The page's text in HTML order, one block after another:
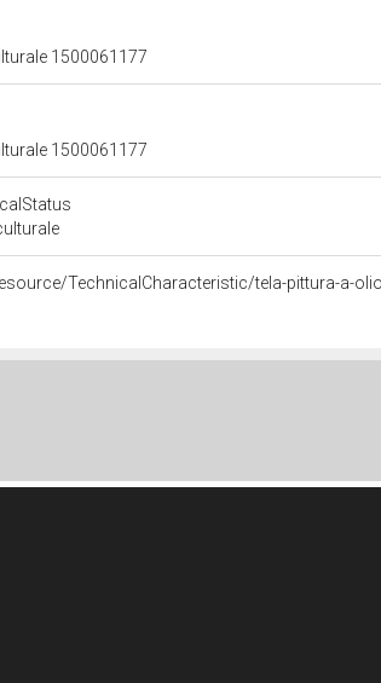
1500061177
1500061177
TechnicalCharacteristic/tela-pittura-a-